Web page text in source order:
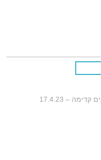
קדימה – 17.4.23